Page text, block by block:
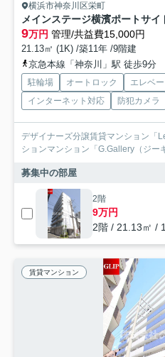
横浜市神奈川区栄町
メインステージ横濱ポートサイ
9万円 管理/共益費15,000円
21.13㎡ (1K) /築11年 /9階建
京急本線「神奈川」駅 徒歩9分
駐輪場 オートロック エレベ
インターネット対応
防犯カメラ
デザイナーズ分譲賃貸マンション「
ションマンション「G.Gallery（ジー
募集中の部屋
2階
9万円
2階 / 21.13㎡ /
賃貸マンション